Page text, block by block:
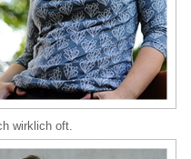
wirklich oft.